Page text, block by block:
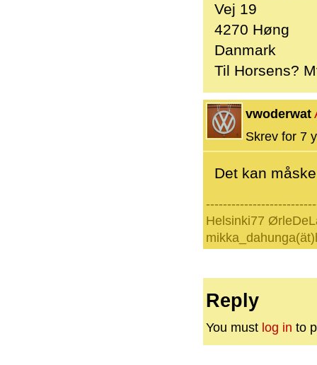
Vej 19
4270 Høng
Danmark
Til Horsens?
vwoderwat
Skrev for 7
Det kan
Helsinki77
Reply
You must log in to